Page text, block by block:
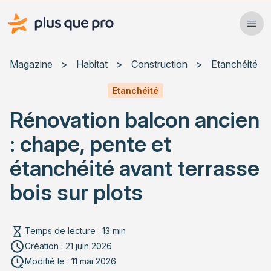
Plus que pro Mag'
Services
Actualités
Magazine > Habitat > Construction > Etanchéité
Etanchéité
Rénovation balcon ancien
: chape, pente et
étanchéité avant terrasse
bois sur plots
Temps de lecture : 13 min
Création : 21 juin 2026
Modifié le : 11 mai 2026
Diagnostic du support existant : identifier les
pathologies avant toute intervention